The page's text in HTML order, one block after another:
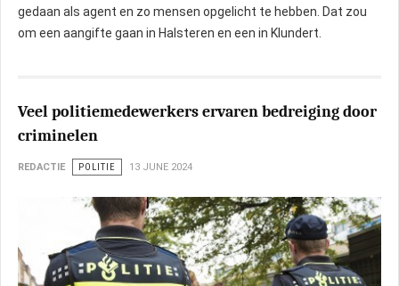
gedaan als agent en zo mensen opgelicht te hebben. Dat zou
om een aangifte gaan in Halsteren en een in Klundert.
Veel politiemedewerkers ervaren bedreiging door
criminelen
REDACTIE POLITIE 13 JUNE 2024